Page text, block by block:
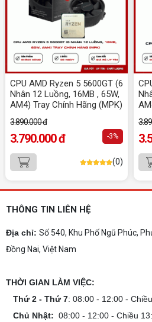
yêu cầu, giá
Dịch vụ build
cầu uy tín, tối ưu
mượt mà. Đăng
ngay.
10+ Mẫu
mua 2026
Gợi ý 10+ mẫu
2026 theo ngân
chọn, cấu hình
Dịch vụ build
tín, chuyên
Dịch vụ build
hình mạnh, tối
phá ngay địa chỉ
game mượt mà!
phù hợp, đảm
tối ưu chi phí.
khi build: socket
copy nhanh.
CPU AMD Ryzen 5 5600GT (6
Nhân 12 Luồng, 16MB , 65W,
AM4) Tray Chính Hãng (MPK)
3.890.000 đ
3.790.000 đ -3%
(0)
THÔNG TIN LIÊN HỆ
Địa chỉ: Số 540, Khu Phố Ngũ Phúc,
Đồng Nai, Việt Nam
THỜI GIAN LÀM VIỆC:
Thứ 2 - Thứ 7: 08:00 - 12:00 -
Chủ Nhật: 08:00 - 12:00 - Chiều